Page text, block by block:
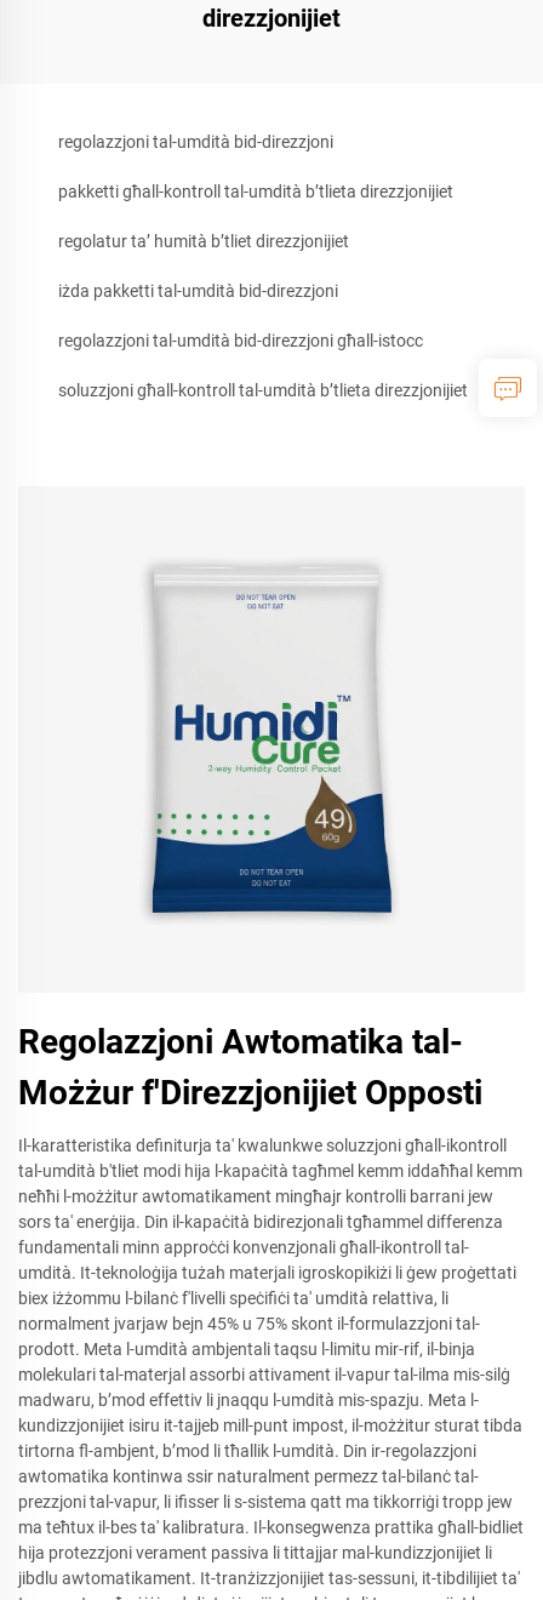
direzzjonijiet
regolazzjoni tal-umdità bid-direzzjoni
pakketti għall-kontroll tal-umdità b’tlieta direzzjonijiet
regolatur ta’ humità b’tliet direzzjonijiet
iżda pakketti tal-umdità bid-direzzjoni
regolazzjoni tal-umdità bid-direzzjoni għall-istocc
soluzzjoni għall-kontroll tal-umdità b’tlieta direzzjonijiet
Regolazzjoni Awtomatika tal-
Możżur f'Direzzjonijiet Opposti
Il-karatteristika definiturja ta' kwalunkwe soluzzjoni għall-ikontroll
tal-umdità b'tliet modi hija l-kapaċità tagħmel kemm iddaħħal kemm
neħħi l-możżitur awtomatikament mingħajr kontrolli barrani jew
sors ta' enerġija. Din il-kapaċità bidirezjonali tgħammel differenza
fundamentali minn approċċi konvenzjonali għall-ikontroll tal-
umdità. It-teknoloġija tużah materjali igroskopikiżi li ġew proġettati
biex iżżommu l-bilanċ f'livelli speċifiċi ta' umdità relattiva, li
normalment jvarjaw bejn 45% u 75% skont il-formulazzjoni tal-
prodott. Meta l-umdità ambjentali taqsu l-limitu mir-rif, il-binja
molekulari tal-materjal assorbi attivament il-vapur tal-ilma mis-silġ
madwaru, b’mod effettiv li jnaqqu l-umdità mis-spazju. Meta l-
kundizzjonijiet isiru it-tajjeb mill-punt impost, il-możżitur sturat tibda
tirtorna fl-ambjent, b’mod li tħallik l-umdità. Din ir-regolazzjoni
awtomatika kontinwa ssir naturalment permezz tal-bilanċ tal-
prezzjoni tal-vapur, li ifisser li s-sistema qatt ma tikkorriġi tropp jew
ma teħtux il-bes ta' kalibratura. Il-konsegwenza prattika għall-bidliet
hija protezzjoni verament passiva li tittajjar mal-kundizzjonijiet li
jibdlu awtomatikament. It-tranżizzjonijiet tas-sessuni, it-tibdilijiet ta'